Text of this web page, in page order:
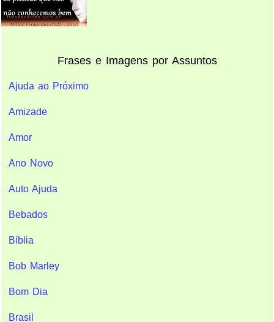
Frases e Imagens por Assuntos
Ajuda ao Próximo
Amizade
Amor
Ano Novo
Auto Ajuda
Bebados
Bíblia
Bob Marley
Bom Dia
Brasil